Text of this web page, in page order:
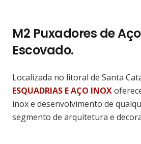
M2 Puxadores de
Escovado.
Localizada no litoral de Santa
ESQUADRIAS E AÇO INOX
inox e desenvolvimento de
segmento de arquitetura e